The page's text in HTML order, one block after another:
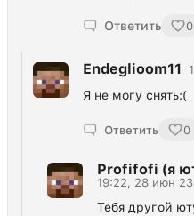
Ответить 0
Endeglioom11
Я не могу снять:(
Ответить 0
Profifofi (я
19:22, 28 июн 23
Тебя другой